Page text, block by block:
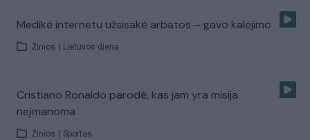
Medikė internetu užsisakė arbatos – gavo kalėjimo
Žinios Lietuvos diena
Cristiano Ronaldo parodė, kas jam yra misija
neįmanoma
Žinios Sportas